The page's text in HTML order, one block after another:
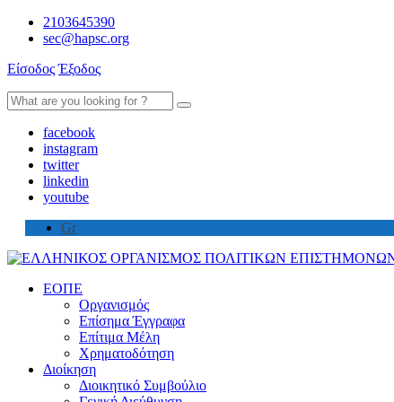
2103645390
sec@hapsc.org
Είσοδος Έξοδος
Search
for:
facebook
instagram
twitter
linkedin
youtube
Gr
ΕΟΠΕ
Οργανισμός
Επίσημα Έγγραφα
Επίτιμα Μέλη
Χρηματοδότηση
Διοίκηση
Διοικητικό Συμβούλιο